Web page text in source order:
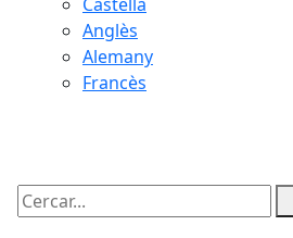
Anglès
Alemany
Francès
Cercar: